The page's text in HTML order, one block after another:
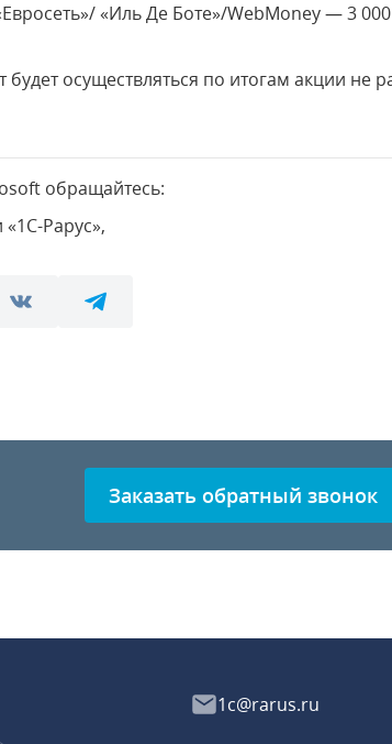
«Иль Де Боте»/WebMoney — 3
осуществляться по итогам акции не
обращайтесь:
Рарус»,
Заказать обратный звонок
1c@rarus.ru